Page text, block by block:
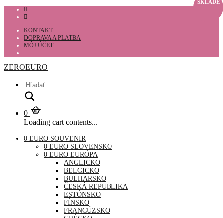
KONTAKT
DOPRAVA A PLATBA
MÔJ ÚČET
ZEROEURO
0
Loading cart contents...
0 EURO SOUVENIR
0 EURO SLOVENSKO
0 EURO EURÓPA
ANGLICKO
BELGICKO
BULHARSKO
ČESKÁ REPUBLIKA
ESTÓNSKO
FÍNSKO
FRANCÚZSKO
SKLADE